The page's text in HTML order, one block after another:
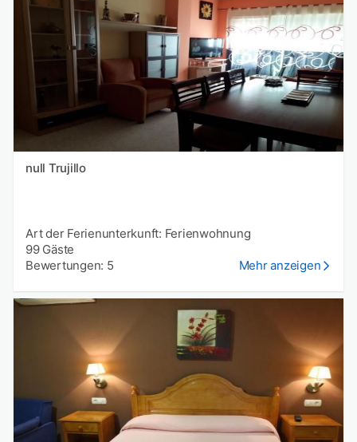
null Trujillo
Art der Ferienunterkunft: Ferienwohnung
99 Gäste
Bewertungen: 5
Mehr anzeigen